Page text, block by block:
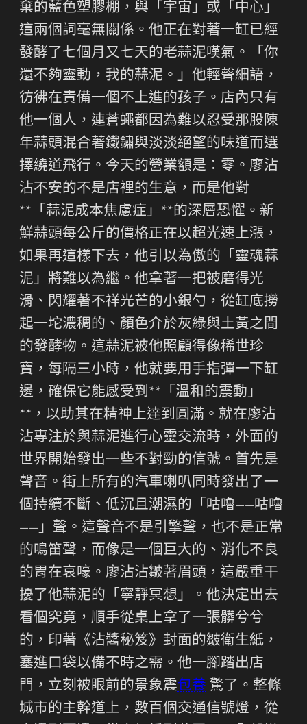
棄的藍色塑膠棚，與「宇宙」或「中心」
這兩個詞毫無關係。他正在對著一缸已經
發酵了七個月又七天的老蒜泥嘆氣。「你
還不夠靈動，我的蒜泥。」他輕聲細語，
彷彿在責備一個不上進的孩子。店內只有
他一個人，連蒼蠅都因為難以忍受那股陳
年蒜頭混合著鐵鏽與淡淡絕望的味道而選
擇繞道飛行。今天的營業額是：零。廖沾
沾不安的不是店裡的生意，而是他對
**「蒜泥成本焦慮症」**的深層恐懼。新
鮮蒜頭每公斤的價格正在以超光速上漲，
如果再這樣下去，他引以為傲的「靈魂蒜
泥」將難以為繼。他拿著一把被磨得光
滑、閃耀著不祥光芒的小銀勺，從缸底撈
起一坨濃稠的、顏色介於灰綠與土黃之間
的發酵物。這蒜泥被他照顧得像稀世珍
寶，每隔三小時，他就要用手指彈一下缸
邊，確保它能感受到**「溫和的震動」
**，以助其在精神上達到圓滿。就在廖沾
沾專注於與蒜泥進行心靈交流時，外面的
世界開始發出一些不對勁的信號。首先是
聲音。街上所有的汽車喇叭同時發出了一
個持續不斷、低沉且潮濕的「咕嚕——咕嚕
——」聲。這聲音不是引擎聲，也不是正常
的鳴笛聲，而像是一個巨大的、消化不良
的胃在哀嚎。廖沾沾皺著眉頭，這嚴重干
擾了他蒜泥的「寧靜冥想」。他決定出去
看個究竟，順手從桌上拿了一張髒兮兮
的，印著《沾醬秘笈》封面的皺衛生紙，
塞進口袋以備不時之需。他一腳踏出店
門，立刻被眼前的景象震包養 驚了。整條
城市的主幹道上，數百個交通信號燈，從